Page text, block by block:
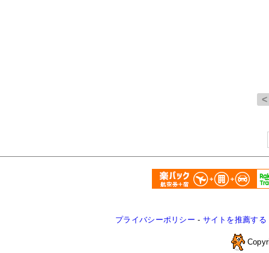
プライバシーポリシー - サイトを推薦する